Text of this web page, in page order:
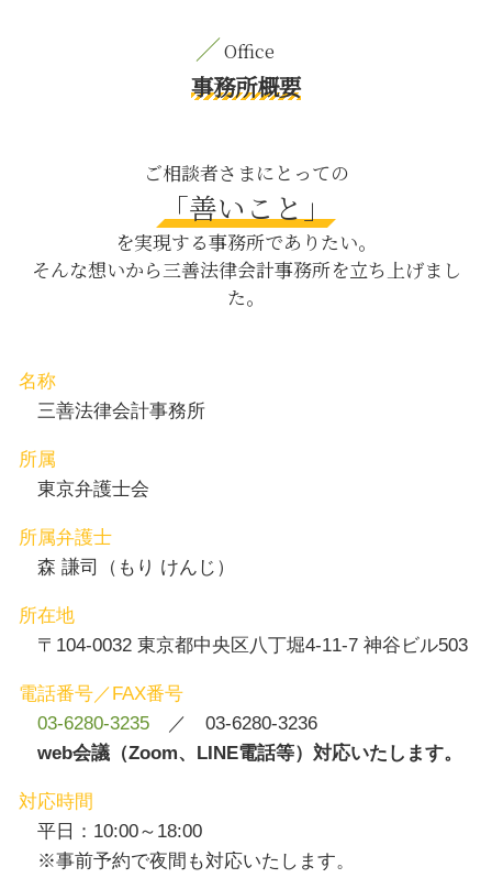
企業 民事 訴訟
配達証明 内容証明
会社法 取締役会
危機管理 企業
逮捕 身柄 拘束
遺留分 請求されたら
離婚後 子供
刑事事件 起訴 まで
不倫 離婚 慰謝料請求
内容証明郵便 八丁堀 相談
M&A 目黒区 弁護士
養育費 日比谷 相談
M&A 新宿区 相談
M&A 新宿区 弁護士
刑事事件 八丁堀 弁護士
債権回収 茅場町 弁護士
刑事事件 茅場町 相談
債権回収 目黒区 相談
M&A 茅場町 相談
事務所概要
ご相談者さまにとっての
「善いこと」
を実現する事務所でありたい。
そんな想いから三善法律会計事務所を立ち上げまし
た。
名称
三善法律会計事務所
所属
東京弁護士会
所属弁護士
森 謙司（もり けんじ）
所在地
〒104-0032 東京都中央区八丁堀4-11-7 神谷ビル503
電話番号／FAX番号
03-6280-3235 ／ 03-6280-3236
web会議（Zoom、LINE電話等）対応いたします。
対応時間
平日：10:00～18:00
※事前予約で夜間も対応いたします。